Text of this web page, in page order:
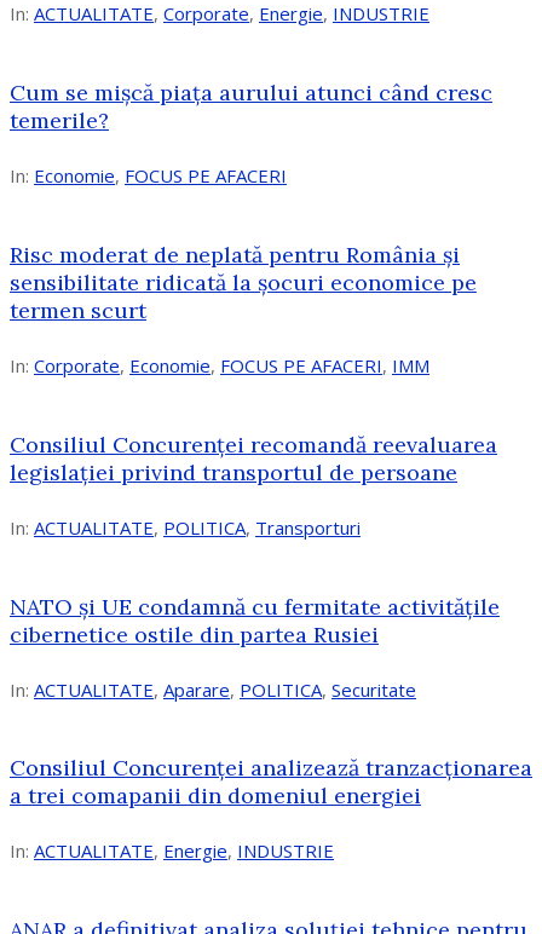
In: ACTUALITATE, Corporate, Energie, INDUSTRIE
Cum se mișcă piața aurului atunci când cresc
temerile?
In: Economie, FOCUS PE AFACERI
Risc moderat de neplată pentru România și
sensibilitate ridicată la șocuri economice pe
termen scurt
In: Corporate, Economie, FOCUS PE AFACERI, IMM
Consiliul Concurenței recomandă reevaluarea
legislației privind transportul de persoane
In: ACTUALITATE, POLITICA, Transporturi
NATO și UE condamnă cu fermitate activitățile
cibernetice ostile din partea Rusiei
In: ACTUALITATE, Aparare, POLITICA, Securitate
Consiliul Concurenţei analizează tranzacționarea
a trei comapanii din domeniul energiei
In: ACTUALITATE, Energie, INDUSTRIE